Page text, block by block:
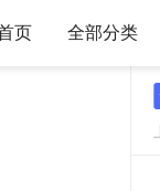
页 全部分类